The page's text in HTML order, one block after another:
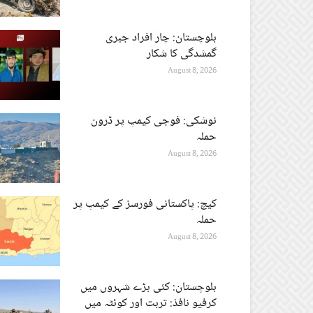
بلوچستان: چار افراد جبری
گمشدگی کا شکار
August 8, 2026
نوشکی: فوجی کیمپ پر ڈرون
حملہ
August 8, 2026
کیچ: پاکستانی فورسز کے کیمپ پر
حملہ
August 8, 2026
بلوچستان: کئی بڑے شہروں میں
کرفیو نافذ: تربت اور کوئٹہ میں